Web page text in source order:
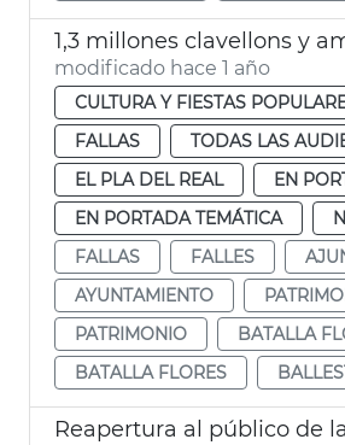
modificado hace 1 año
CULTURA Y FIESTAS
FALLAS
TODAS LAS
EL PLA DEL REAL
EN
EN PORTADA TEMÁTICA
FALLAS
FALLES
AYUNTAMIENTO
PATRIMONIO
BATALLA
BATALLA FLORES